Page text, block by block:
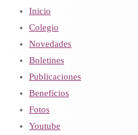
Inicio
Colegio
Novedades
Boletines
Publicaciones
Beneficios
Fotos
Youtube